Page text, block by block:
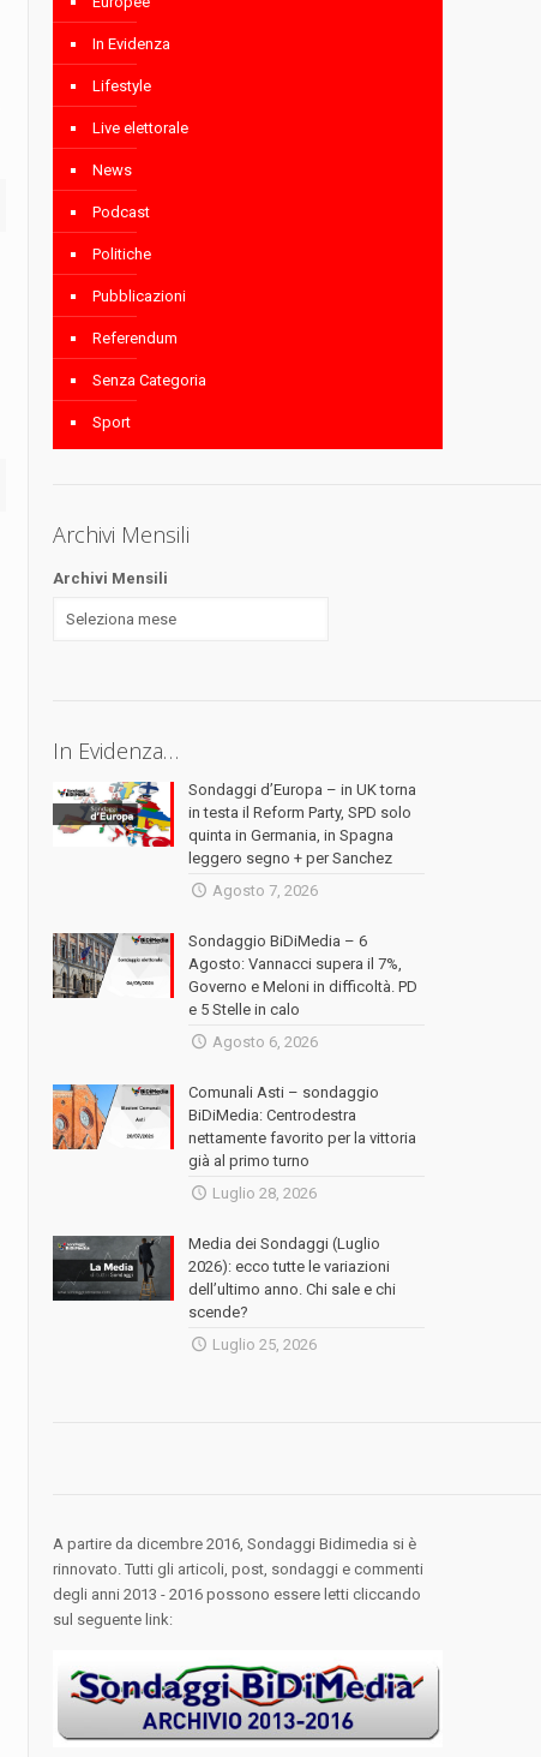
In Evidenza
Lifestyle
Live elettorale
News
Podcast
Politiche
Pubblicazioni
Referendum
Senza Categoria
Sport
Archivi Mensili
Archivi Mensili
In Evidenza…
Sondaggi d’Europa – in UK torna
in testa il Reform Party, SPD solo
quinta in Germania, in Spagna
leggero segno + per Sanchez
Agosto 7, 2026
Sondaggio BiDiMedia – 6
Agosto: Vannacci supera il 7%,
Governo e Meloni in difficoltà. PD
e 5 Stelle in calo
Agosto 6, 2026
Comunali Asti – sondaggio
BiDiMedia: Centrodestra
nettamente favorito per la vittoria
già al primo turno
Luglio 28, 2026
Media dei Sondaggi (Luglio
2026): ecco tutte le variazioni
dell’ultimo anno. Chi sale e chi
scende?
Luglio 25, 2026
A partire da dicembre 2016, Sondaggi Bidimedia si è
rinnovato. Tutti gli articoli, post, sondaggi e commenti
degli anni 2013 - 2016 possono essere letti cliccando
sul seguente link: